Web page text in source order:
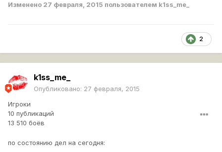
Изменено 27 февраля, 2015 пользователем k1ss_me_
2
k1ss_me_
Опубликовано: 27 февраля, 2015
Игроки
10 публикаций
13 510 боёв
по состоянию дел на сегодня: